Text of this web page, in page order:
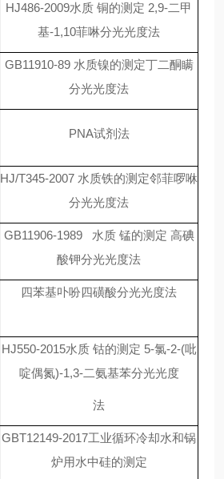
HJ486-2009水质 铜的测定 2,9-二甲
基-1,10菲啉分光光度法
GB11910-89 水质镍的测定丁二酮瞒
分光光度法
PNA试剂法
HJ/T345-2007 水质铁的测定邻菲啰咻
分光光度法
GB11906-1989 水质 锰的测定 高碘
酸钾分光光度法
四苯基卟吩四磺酸分光光度法
HJ550-2015水质 钴的测定 5-氯-2-(吡
啶偶氮)-1,3-二氨基苯分光光度
法
GBT12149-2017工业循环冷却水和锅
炉用水中硅的测定